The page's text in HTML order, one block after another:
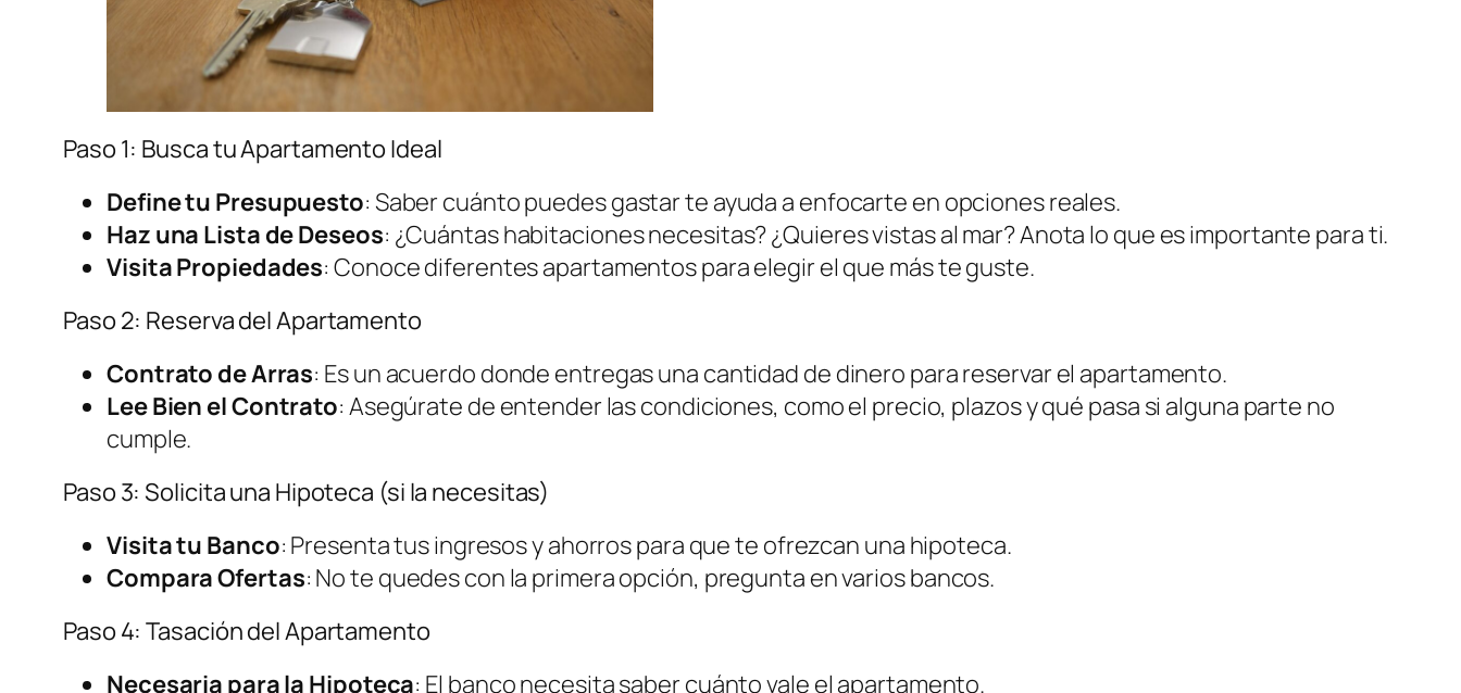
Paso 1: Busca tu Apartamento Ideal
Define tu Presupuesto: Saber cuánto puedes gastar te ayuda a enfocarte en opciones reales.
Haz una Lista de Deseos: ¿Cuántas habitaciones necesitas? ¿Quieres vistas al mar? Anota lo que es importante para ti.
Visita Propiedades: Conoce diferentes apartamentos para elegir el que más te guste.
Paso 2: Reserva del Apartamento
Contrato de Arras: Es un acuerdo donde entregas una cantidad de dinero para reservar el apartamento.
Lee Bien el Contrato: Asegúrate de entender las condiciones, como el precio, plazos y qué pasa si alguna parte no
cumple.
Paso 3: Solicita una Hipoteca (si la necesitas)
Visita tu Banco: Presenta tus ingresos y ahorros para que te ofrezcan una hipoteca.
Compara Ofertas: No te quedes con la primera opción, pregunta en varios bancos.
Paso 4: Tasación del Apartamento
Necesaria para la Hipoteca: El banco necesita saber cuánto vale el apartamento.